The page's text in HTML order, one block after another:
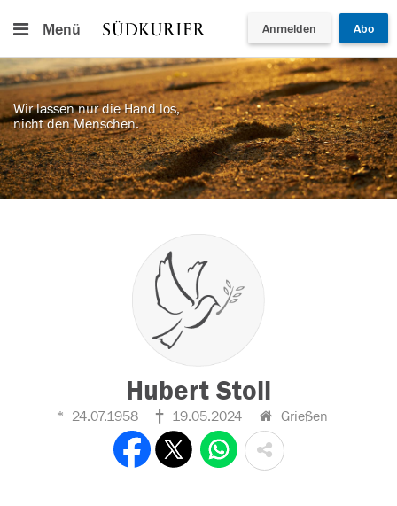
Menü Anmelden Abo
Wir lassen nur die Hand los,
nicht den Menschen.
Hubert Stoll
24.07.1958 19.05.2024 Grießen